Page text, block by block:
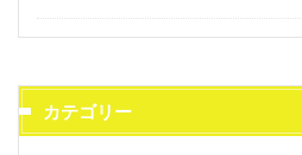
カテゴリー